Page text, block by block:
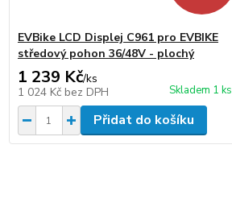
EVBike LCD Displej C961 pro EVBIKE
středový pohon 36/48V - plochý
1 239 Kč/ks
1 024 Kč bez DPH Skladem 1 ks
Přidat do košíku